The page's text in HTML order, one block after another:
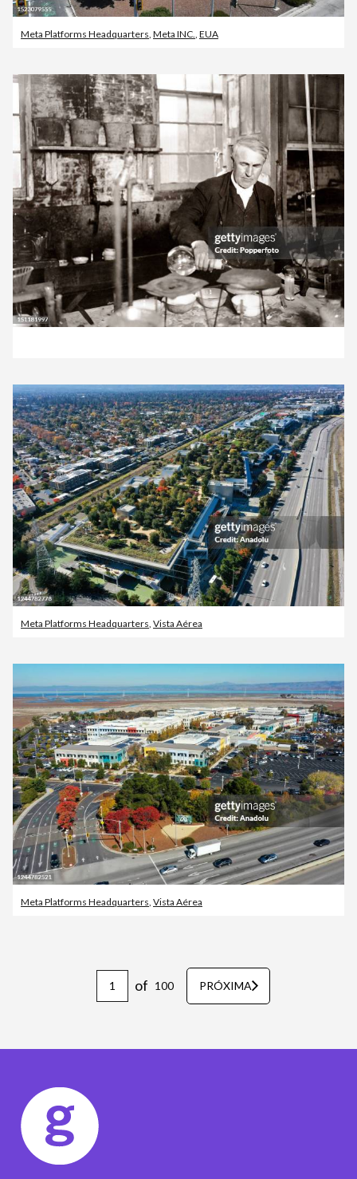
Meta Platforms Headquarters, Meta INC., EUA
Meta Platforms Headquarters Vista Aérea
Meta Platforms Headquarters Vista Aérea
of 100 PRÓXIMA